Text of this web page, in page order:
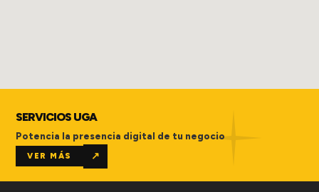
SERVICIOS UGA
Potencia la presencia digital de tu negocio
VER MÁS ↗